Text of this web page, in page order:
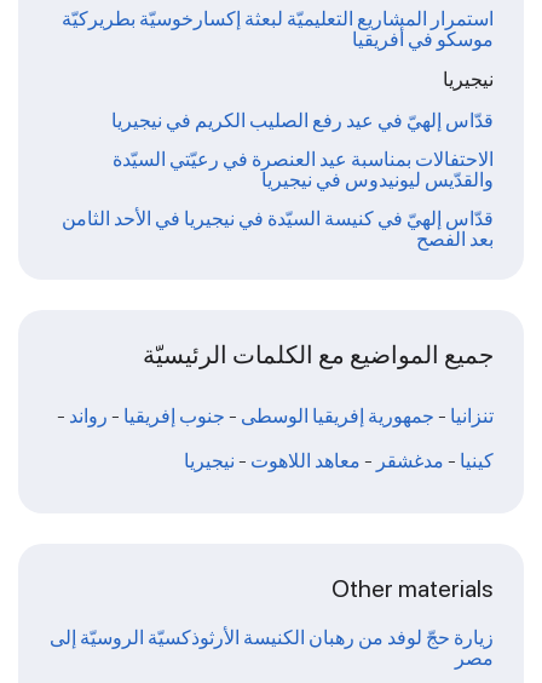
استمرار المشاريع التعليميّة لبعثة إكسارخوسيّة بطريركيّة
موسكو في أفريقيا
نيجيريا
قدّاس إلهيّ في عيد رفع الصليب الكريم في نيجيريا
الاحتفالات بمناسبة عيد العنصرة في رعيّتي السيّدة
والقدّيس ليونيدوس في نيجيريا
قدّاس إلهيّ في كنيسة السيّدة في نيجيريا في الأحد الثامن
بعد الفصح
جميع المواضيع مع الكلمات الرئيسيّة
تنزانيا - جمهورية إفريقيا الوسطى - جنوب إفريقيا - رواند -
كينيا - مدغشقر - معاهد اللاهوت - نيجيريا
Other materials
زيارة حجّ لوفد من رهبان الكنيسة الأرثوذكسيّة الروسيّة إلى
مصر